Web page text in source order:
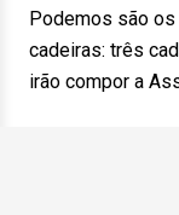
Podemos são
cadeiras: três
irão compor a